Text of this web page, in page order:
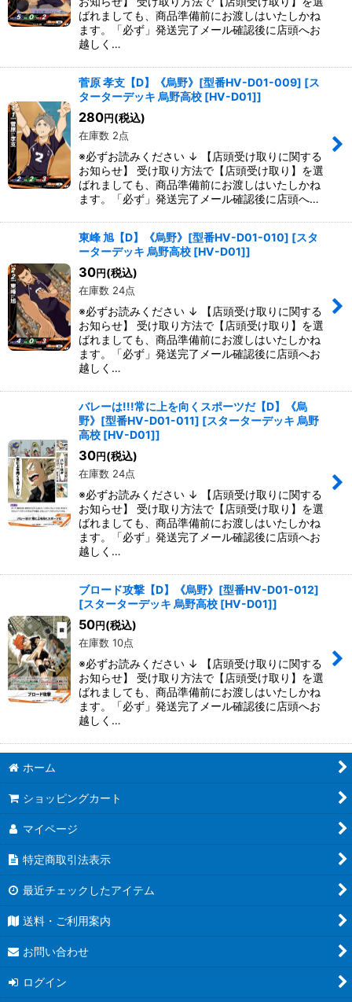
ばれましても、商品準備前にお渡しはいたしかね
ます。「必ず」発送完了メール確認後に店頭へお
越しく…
菅原 孝支【D】《烏野》[型番HV-D01-009] [ス
ターターデッキ 烏野高校 [HV-D01]]
280円 (税込)
在庫数 2点
※必ずお読みください ↓ 【店頭受け取りに関する
お知らせ】 受け取り方法で【店頭受け取り】を選
ばれましても、商品準備前にお渡しはいたしかね
ます。「必ず」発送完了メール確認後に店頭へ…
東峰 旭【D】《烏野》[型番HV-D01-010] [スタ
ーターデッキ 烏野高校 [HV-D01]]
30円 (税込)
在庫数 24点
※必ずお読みください ↓ 【店頭受け取りに関する
お知らせ】 受け取り方法で【店頭受け取り】を選
ばれましても、商品準備前にお渡しはいたしかね
ます。「必ず」発送完了メール確認後に店頭へお
越しく…
バレーは!!!常に上を向くスポーツだ【D】《烏
野》[型番HV-D01-011] [スターターデッキ 烏野
高校 [HV-D01]]
30円 (税込)
在庫数 24点
※必ずお読みください ↓ 【店頭受け取りに関する
お知らせ】 受け取り方法で【店頭受け取り】を選
ばれましても、商品準備前にお渡しはいたしかね
ます。「必ず」発送完了メール確認後に店頭へお
越しく…
ブロード攻撃【D】《烏野》[型番HV-D01-012]
[スターターデッキ 烏野高校 [HV-D01]]
50円 (税込)
在庫数 10点
※必ずお読みください ↓ 【店頭受け取りに関する
お知らせ】 受け取り方法で【店頭受け取り】を選
ばれましても、商品準備前にお渡しはいたしかね
ます。「必ず」発送完了メール確認後に店頭へお
越しく…
ホーム
ショッピングカート
マイページ
特定商取引法表示
最近チェックしたアイテム
送料・ご利用案内
お問い合わせ
ログイン